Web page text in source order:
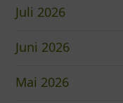
Juli 2026
Juni 2026
Mai 2026